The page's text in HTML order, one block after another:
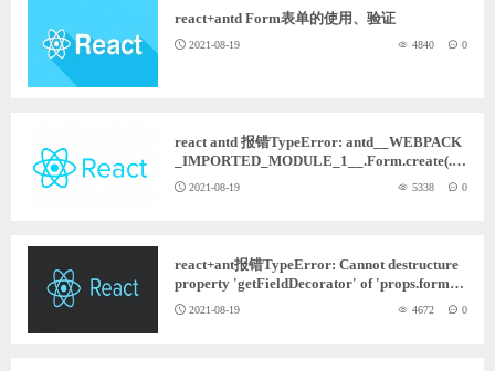
react+antd Form表单的使用、验证
2021-08-19 4840 0
react antd 报错TypeError: antd__WEBPACK
_IMPORTED_MODULE_1__.Form.create(...)
is not a function
2021-08-19 5338 0
react+ant报错TypeError: Cannot destructure
property 'getFieldDecorator' of 'props.form' a
s it is undefined.
2021-08-19 4672 0